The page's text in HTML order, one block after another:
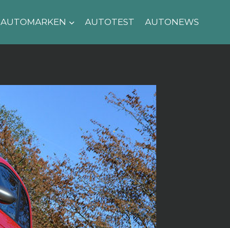
AUTOMARKEN AUTOTEST AUTONEWS